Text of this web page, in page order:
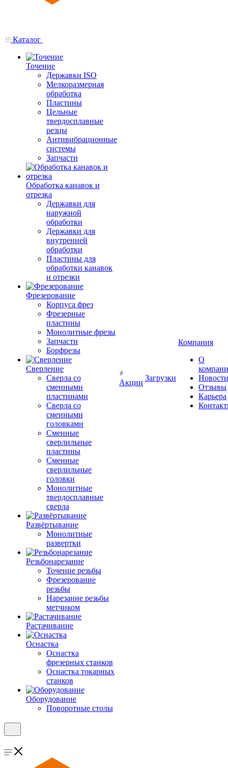
Каталог
Точение
Державки ISO
Мелкоразмерная
обработка
Пластины
Цельные
твердосплавные
резцы
Антивибрационные
системы
Запчасти
Обработка канавок и
отрезка
Державки для
наружной
обработки
Державки для
внутренней
обработки
Пластины для
обработки канавок
и отрезки
Фрезерование
Корпуса фрез
Фрезерные
пластины
Монолитные фрезы
Запчасти
Борфрезы
Сверление
Сверла со
сменными
пластинами
Сверла со
сменными
головками
Сменные
сверлильные
пластины
Сменные
сверлильные
головки
Монолитные
твердосплавные
сверла
Развёртывание
Монолитные
развертки
Резьбонарезание
Точение резьбы
Фрезерование
резьбы
Нарезание резьбы
метчиком
Растачивание
Оснастка
Оснастка
фрезерных станков
Оснастка токарных
станков
Оборудование
Поворотные столы
Акции
Загрузки
Компания
О
Новости
Отзывы
Карьера